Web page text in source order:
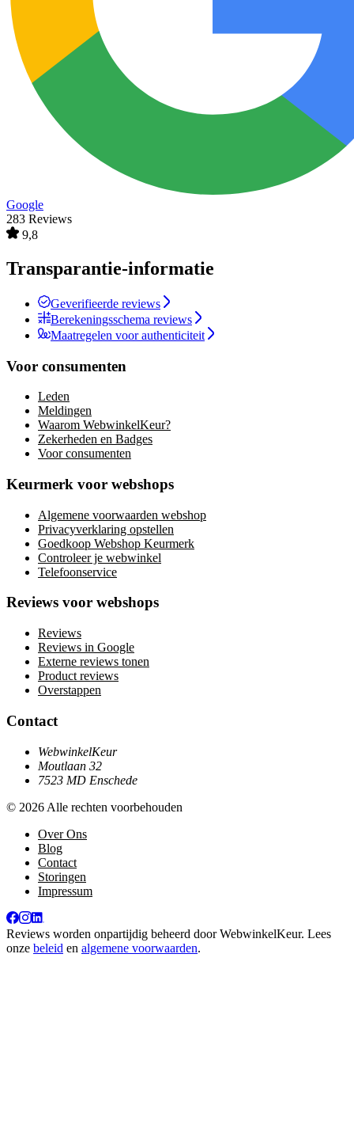
Google
283 Reviews
9,8
Transparantie-informatie
Geverifieerde reviews
Berekeningsschema reviews
Maatregelen voor authenticiteit
Voor consumenten
Leden
Meldingen
Waarom WebwinkelKeur?
Zekerheden en Badges
Voor consumenten
Keurmerk voor webshops
Algemene voorwaarden webshop
Privacyverklaring opstellen
Goedkoop Webshop Keurmerk
Controleer je webwinkel
Telefoonservice
Reviews voor webshops
Reviews
Reviews in Google
Externe reviews tonen
Product reviews
Overstappen
Contact
WebwinkelKeur
Moutlaan 32
7523 MD Enschede
© 2026 Alle rechten voorbehouden
Over Ons
Blog
Contact
Storingen
Impressum
Reviews worden onpartijdig beheerd doorWebwinkelKeur. Lees
onze beleid en algemene voorwaarden.